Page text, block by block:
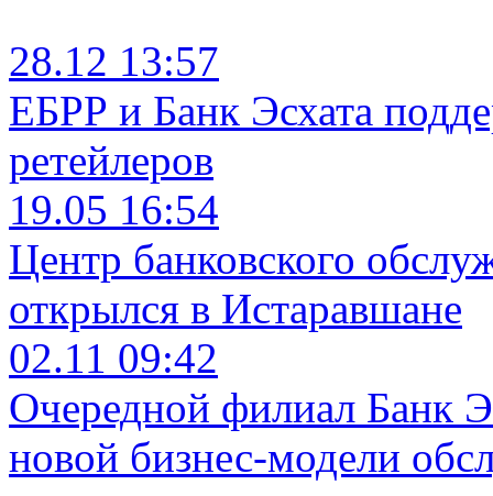
28.12 13:57
ЕБРР и Банк Эсхата
ретейлеров
19.05 16:54
Центр банковского
открылся в Истаравшане
02.11 09:42
Очередной филиал Банк
новой бизнес-модели